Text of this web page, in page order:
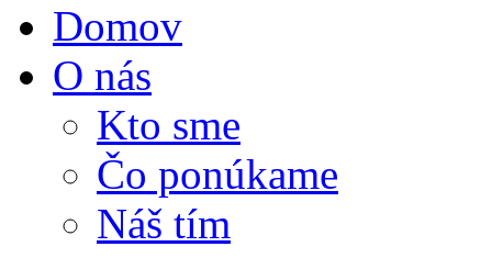
Domov
O nás
Kto sme
Čo ponúkame
Náš tím